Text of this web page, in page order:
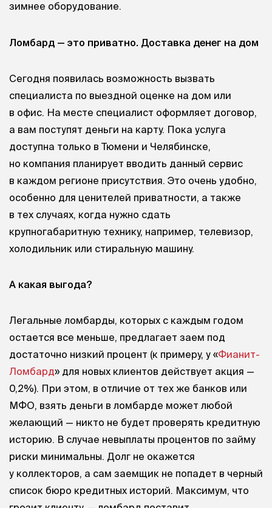
зимнее оборудование.
Ломбард — это приватно. Доставка денег на дом
Сегодня появилась возможность вызвать
специалиста по выездной оценке на дом или
в офис. На месте специалист оформляет договор,
а вам поступят деньги на карту. Пока услуга
доступна только в Тюмени и Челябинске,
но компания планирует вводить данный сервис
в каждом регионе присутствия. Это очень удобно,
особенно для ценителей приватности, а также
в тех случаях, когда нужно сдать
крупногабаритную технику, например, телевизор,
холодильник или стиральную машину.
А какая выгода?
Легальные ломбарды, которых с каждым годом
остается все меньше, предлагает заем под
достаточно низкий процент (к примеру, у «Фианит-
Ломбард» для новых клиентов действует акция —
0,2%). При этом, в отличие от тех же банков или
МФО, взять деньги в ломбарде может любой
желающий — никто не будет проверять кредитную
историю. В случае невыплаты процентов по займу
риски минимальны. Долг не окажется
у коллекторов, а сам заемщик не попадет в черный
список бюро кредитных историй. Максимум, что